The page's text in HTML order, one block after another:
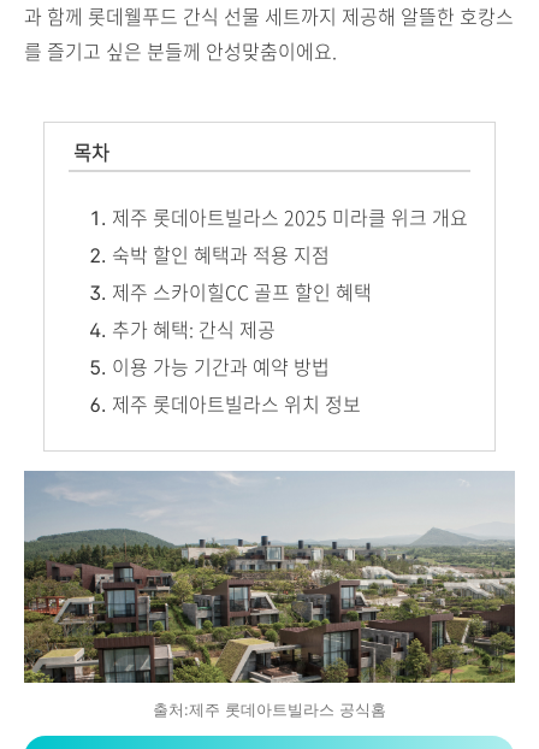
과 함께 롯데웰푸드 간식 선물 세트까지 제공해 알뜰한 호캉스
를 즐기고 싶은 분들께 안성맞춤이에요.
목차
제주 롯데아트빌라스 2025 미라클 위크 개요
숙박 할인 혜택과 적용 지점
제주 스카이힐CC 골프 할인 혜택
추가 혜택: 간식 제공
이용 가능 기간과 예약 방법
제주 롯데아트빌라스 위치 정보
출처:제주 롯데아트빌라스 공식홈